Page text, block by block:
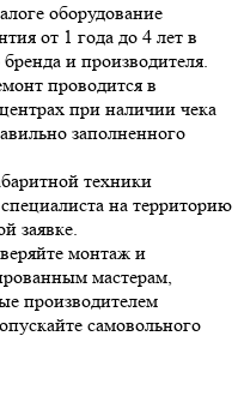
оборудование
от 1 года до 4 лет в
и производителя.
проводится в
при наличии чека
заполненного
техники
на территорию
заявке.
монтаж и
мастерам,
производителем
самовольного